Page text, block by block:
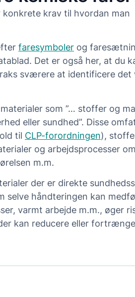
konkrete krav til hvordan man
faresymboler og
Det er også her, at du
sværere at identificere det
som ”… stoffer og
eller sundhed”. Disse
til CLP-forordningen),
og arbejdsprocesser
m.m.
der er direkte
selve håndteringen kan
varmt arbejde m.m., øger
kan reducere eller